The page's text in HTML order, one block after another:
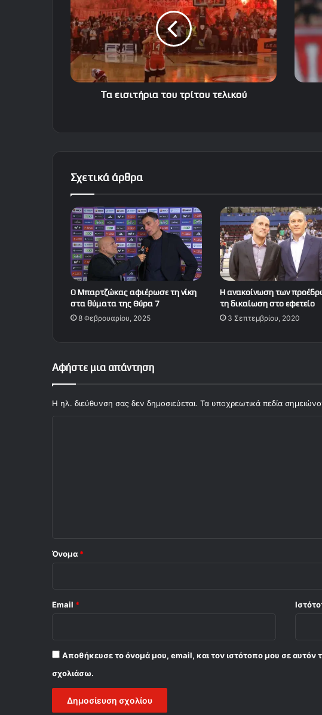
του
τρίτου
τελικού
Τα εισιτήρια του τρίτου τελικού
Χάιφα
του
Σχετικά άρθρα
Ο Μπαρτζώκας αφιέρωσε τη νίκη
στα θύματα της Θύρα 7
8 Φεβρουαρίου, 2025
Η ανακοίνωση των
τη δικαίωση στο εφετείο
3 Σεπτεμβρίου, 2020
Αφήστε μια απάντηση
Η ηλ. διεύθυνση σας δεν δημοσιεύεται. Τα υποχρεωτικά πεδία
Όνομα *
Email *
Αποθήκευσε το όνομά μου, email, και τον ιστότοπο μου σε αυτόν
σχολιάσω.